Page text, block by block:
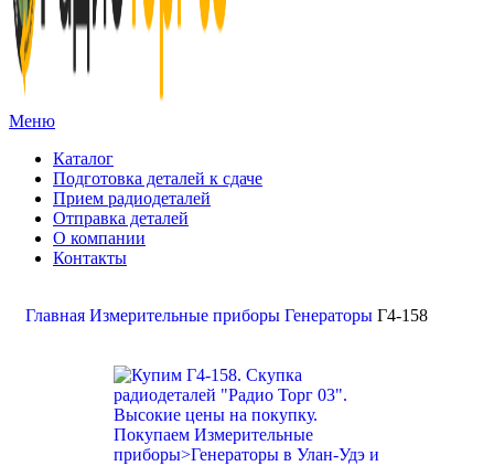
Меню
Каталог
Подготовка деталей к сдаче
Прием радиодеталей
Отправка деталей
О компании
Контакты
Поиск
Главная Измерительные приборы Генераторы Г4-158